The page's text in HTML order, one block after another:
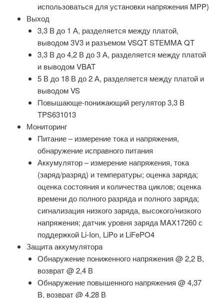
использоваться для установки напряжения MPP)
Выход
3,3 В до 1 А, разделяется между платой,
выводом 3V3 и разъемом VSQT STEMMA QT
3,3 В до 4,2 В до 3 А, разделяется между платой
и выводом VBAT
5 В до 18 В до 2 А, разделяется между платой и
выводом VS
Повышающе-понижающий регулятор 3,3 В
TPS631013
Мониторинг
Питание – измерение тока и напряжения,
обнаружение исправного питания
Аккумулятор – измерение напряжения, тока
(заряд/разряд) и температуры; оценка заряда;
оценка состояния и количества циклов; оценка
времени до полного разряда и полного заряда;
сигнализация низкого заряда, высокого/низкого
напряжения; датчик уровня заряда MAX17260 с
поддержкой Li-Ion, LiPo и LiFePO4
Защита аккумулятора
Обнаружение пониженного напряжения @ 2,2 В,
возврат @ 2,4 В
Обнаружение повышенного напряжения @ 4,37
В, возврат @ 4,28 В